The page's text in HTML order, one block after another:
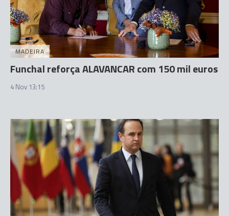
MADEIRA
Funchal reforça ALAVANCAR com 150 mil euros
4 Nov 13:15